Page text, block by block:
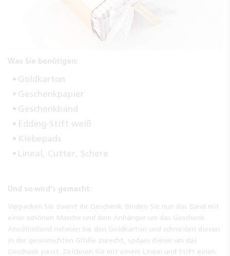
Was Sie benötigen:
Goldkarton
Geschenkpapier
Geschenkband
Edding-Stift weiß
Klebepads
Lineal, Cutter, Schere
Und so wird's gemacht:
Verpacken Sie zuerst Ihr Geschenk. Binden Sie nun das Band mit
einer schönen Masche und dem Anhänger um das Geschenk.
Anschließend nehmen Sie den Goldkarton und schneiden diesen
in der gewünschten Größe zurecht, sodass dieser um das
Geschenk passt. Zeichnen Sie mit einem Lineal und Stift einen